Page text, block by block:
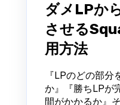
ダメLPか
させる
用方法
『LPのどの部
か』『勝ちLPが
間がかかるか』